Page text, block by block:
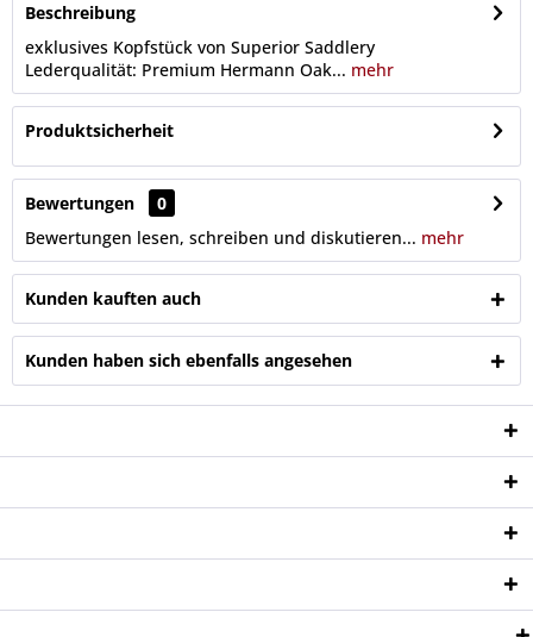
Beschreibung
exklusives Kopfstück von Superior Saddlery
Lederqualität: Premium Hermann Oak... mehr
Produktsicherheit
Bewertungen
0
Bewertungen lesen, schreiben und diskutieren... mehr
Kunden kauften auch
Kunden haben sich ebenfalls angesehen